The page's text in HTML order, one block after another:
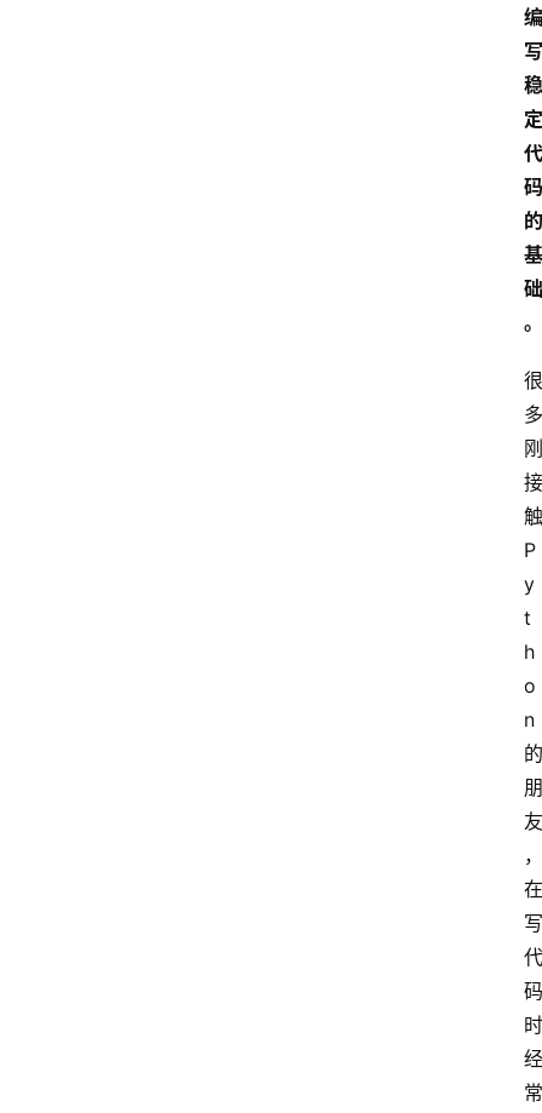
编
写
稳
定
代
码
的
基
础
。
很
多
刚
接
触
P
y
t
h
o
n
的
朋
友
，
在
写
代
码
时
经
常